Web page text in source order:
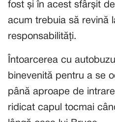
fost și în acest sfârșit
acum trebuia să revină
responsabilități.
Întoarcerea cu
binevenită pentru a se
până aproape de
ridicat capul tocmai